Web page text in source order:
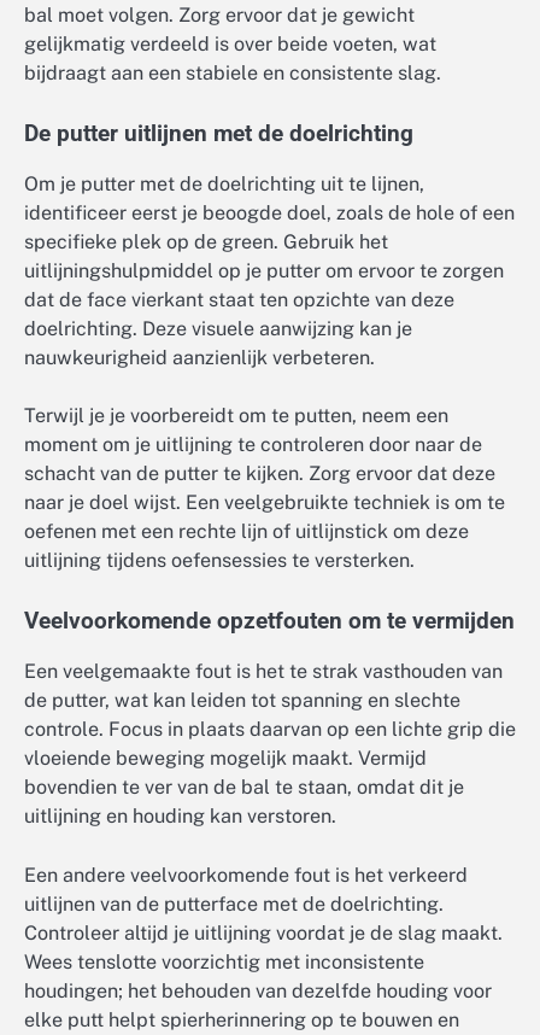
bal moet volgen. Zorg ervoor dat je gewicht
gelijkmatig verdeeld is over beide voeten, wat
bijdraagt aan een stabiele en consistente slag.
De putter uitlijnen met de doelrichting
Om je putter met de doelrichting uit te lijnen,
identificeer eerst je beoogde doel, zoals de hole of een
specifieke plek op de green. Gebruik het
uitlijningshulpmiddel op je putter om ervoor te zorgen
dat de face vierkant staat ten opzichte van deze
doelrichting. Deze visuele aanwijzing kan je
nauwkeurigheid aanzienlijk verbeteren.
Terwijl je je voorbereidt om te putten, neem een
moment om je uitlijning te controleren door naar de
schacht van de putter te kijken. Zorg ervoor dat deze
naar je doel wijst. Een veelgebruikte techniek is om te
oefenen met een rechte lijn of uitlijnstick om deze
uitlijning tijdens oefensessies te versterken.
Veelvoorkomende opzetfouten om te vermijden
Een veelgemaakte fout is het te strak vasthouden van
de putter, wat kan leiden tot spanning en slechte
controle. Focus in plaats daarvan op een lichte grip die
vloeiende beweging mogelijk maakt. Vermijd
bovendien te ver van de bal te staan, omdat dit je
uitlijning en houding kan verstoren.
Een andere veelvoorkomende fout is het verkeerd
uitlijnen van de putterface met de doelrichting.
Controleer altijd je uitlijning voordat je de slag maakt.
Wees tenslotte voorzichtig met inconsistente
houdingen; het behouden van dezelfde houding voor
elke putt helpt spierherinnering op te bouwen en